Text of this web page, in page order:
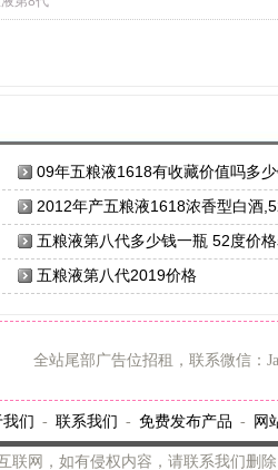
09年五粮液1618有收藏价值吗多
2012年产五粮液1618浓香型白酒
钱
五粮液第八代多少钱一瓶 52度价
五粮液第八代2019价格
全站尾部广告位招租，联系微信：
我们 - 联系我们 - 免费发布产品 - 网
联网，如有侵权内容，请联系我们删除